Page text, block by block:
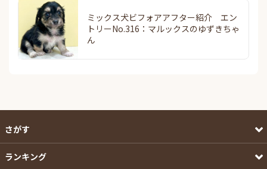
ミックス犬ビフォアアフター紹介 エン
トリーNo.316：マルックスのゆずきちゃ
ん
さがす
ランキング